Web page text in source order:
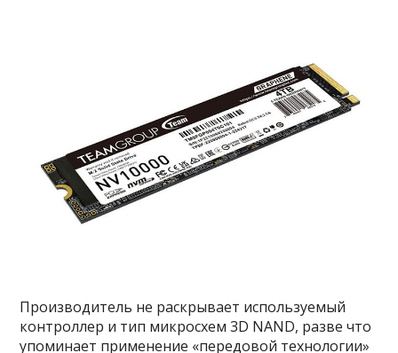
Производитель не раскрывает используемый
контроллер и тип микросхем 3D NAND, разве что
упоминает применение «передовой технологии»